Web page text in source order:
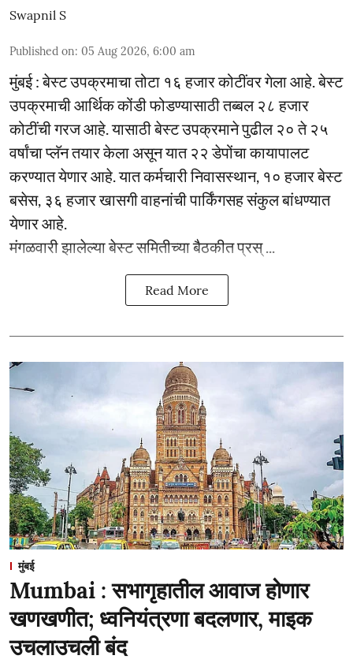
Swapnil S
Published on: 05 Aug 2026, 6:00 am
मुंबई : बेस्ट उपक्रमाचा तोटा १६ हजार कोटींवर गेला आहे. बेस्ट
उपक्रमाची आर्थिक कोंडी फोडण्यासाठी तब्बल २८ हजार
कोटींची गरज आहे. यासाठी बेस्ट उपक्रमाने पुढील २० ते २५
वर्षांचा प्लॅन तयार केला असून यात २२ डेपोंचा कायापालट
करण्यात येणार आहे. यात कर्मचारी निवासस्थान, १० हजार बेस्ट
बसेस, ३६ हजार खासगी वाहनांची पार्किंगसह संकुल बांधण्यात
येणार आहे.
मंगळवारी झालेल्या बेस्ट समितीच्या बैठकीत प्रस् ...
Read More
मुंबई
Mumbai : सभागृहातील आवाज होणार
खणखणीत; ध्वनियंत्रणा बदलणार, माइक
उचलाउचली बंद